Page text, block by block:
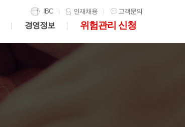
IBC 인재채용 고객문의
경영정보 위험관리 신청